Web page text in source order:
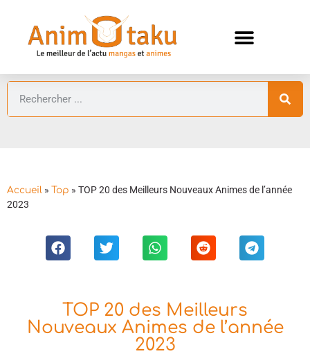
Accueil » Top » TOP 20 des Meilleurs Nouveaux Animes de l’année
2023
TOP 20 des Meilleurs
Nouveaux Animes de l’année
2023